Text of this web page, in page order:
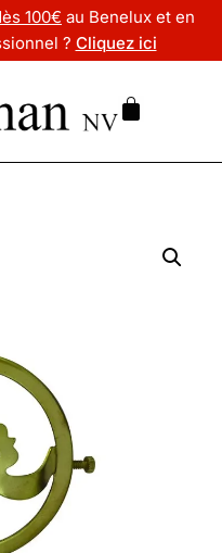
100€ au Benelux et en
? Cliquez ici